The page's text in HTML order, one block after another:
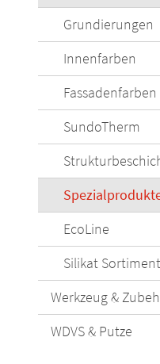
Grundierungen
Innenfarben
Fassadenfarben
SundoTherm
EcoLine
Silikat Sortiment
Werkzeug &
WDVS & Putze